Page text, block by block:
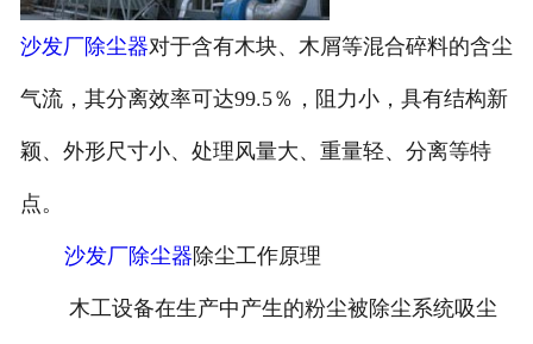
沙发厂除尘器对于含有木块、木屑等混合碎料的含尘
气流，其分离效率可达99.5％，阻力小，具有结构新
颖、外形尺寸小、处理风量大、重量轻、分离等特
点。
沙发厂除尘器 除尘工作原理
木工设备在生产中产生的粉尘被除尘系统吸尘